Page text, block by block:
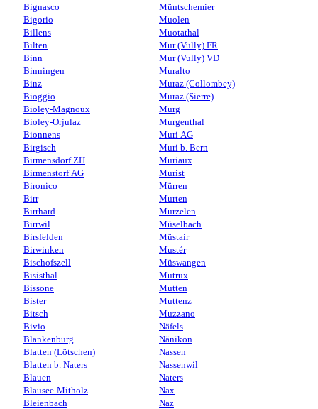
Bignasco
Bigorio
Billens
Bilten
Binn
Binningen
Binz
Bioggio
Bioley-Magnoux
Bioley-Orjulaz
Bionnens
Birgisch
Birmensdorf ZH
Birmenstorf AG
Bironico
Birr
Birrhard
Birrwil
Birsfelden
Birwinken
Bischofszell
Bisisthal
Bissone
Bister
Bitsch
Bivio
Blankenburg
Blatten (Lötschen)
Blatten b. Naters
Blauen
Blausee-Mitholz
Bleienbach
Müntschemier
Muolen
Muotathal
Mur (Vully) FR
Mur (Vully) VD
Muralto
Muraz (Collombey)
Muraz (Sierre)
Murg
Murgenthal
Muri AG
Muri b. Bern
Muriaux
Murist
Mürren
Murten
Murzelen
Müselbach
Müstair
Mustér
Müswangen
Mutrux
Mutten
Muttenz
Muzzano
Näfels
Nänikon
Nassen
Nassenwil
Naters
Nax
Naz